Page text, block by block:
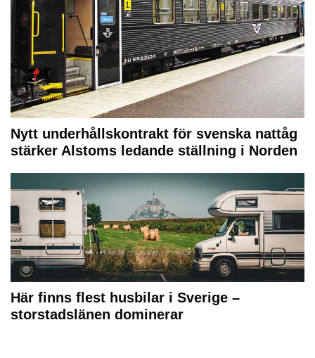
Nytt underhållskontrakt för svenska nattåg
stärker Alstoms ledande ställning i Norden
Här finns flest husbilar i Sverige –
storstadslänen dominerar